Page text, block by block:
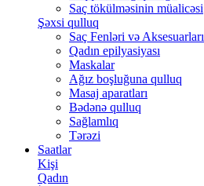
Saç tökülməsinin müalicəsi
Şəxsi qulluq
Saç Fenləri və Aksesuarları
Qadın epilyasiyası
Maskalar
Ağız boşluğuna qulluq
Masaj aparatları
Bədənə qulluq
Sağlamlıq
Tərəzi
Saatlar
Kişi
Qadın